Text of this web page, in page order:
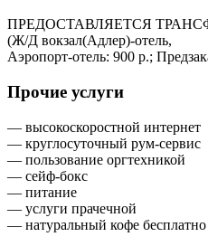
ПРЕДОСТАВЛЯЕТСЯ
(Ж/Д вокзал(Адлер)-отель,
Аэропорт-отель: 900 р.;
Прочие услуги
— высокоскоростной интернет
— круглосуточный рум-сервис
— пользование оргтехникой
— сейф-бокс
— питание
— услуги прачечной
— натуральный кофе бесплатно